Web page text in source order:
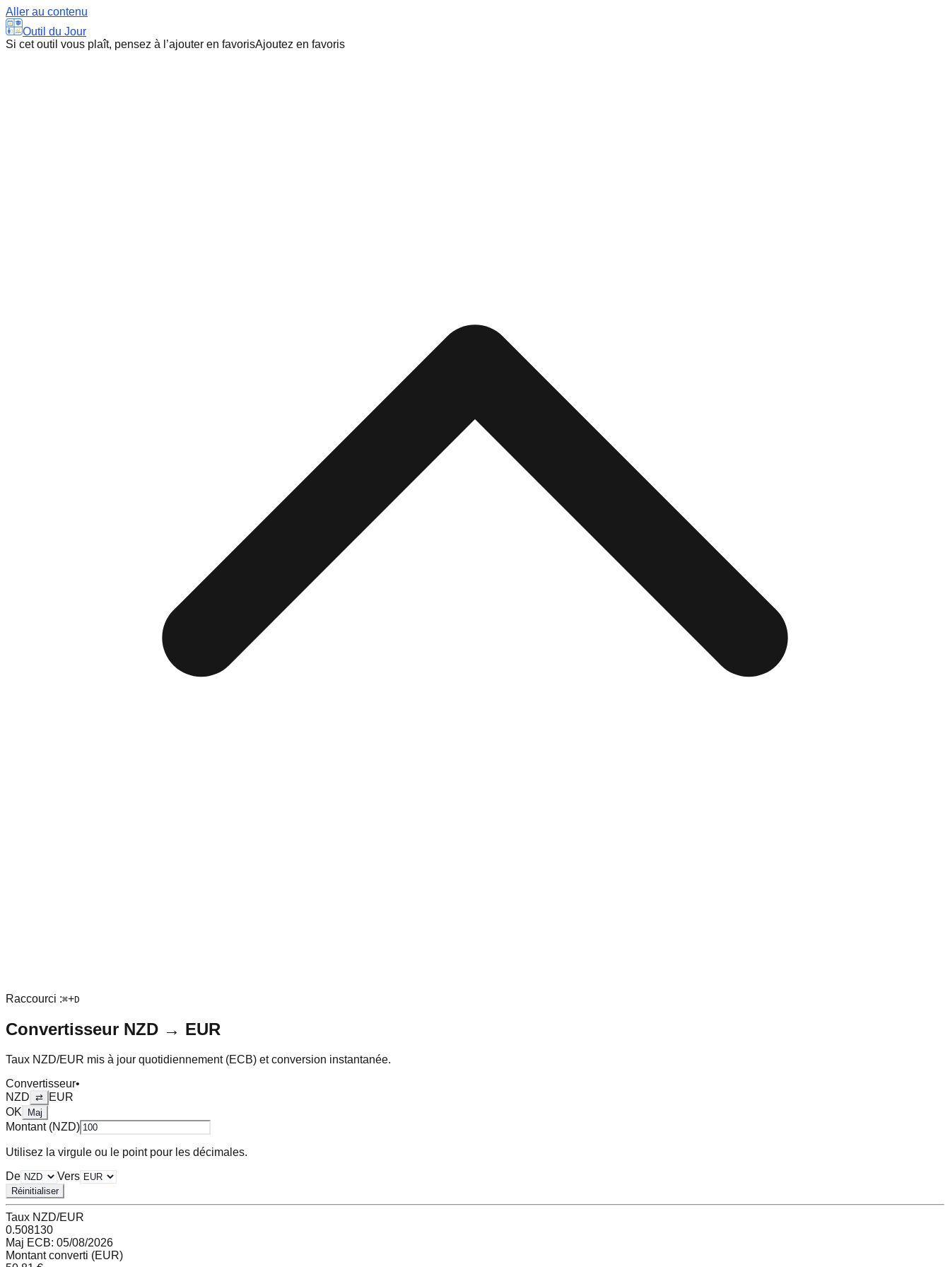
Aller au contenu
Outil du Jour
Si cet outil vous plaît, pensez à l’ajouter en favorisAjoutez en favoris
Raccourci :⌘+D
Convertisseur NZD → EUR
Taux NZD/EUR mis à jour quotidiennement (ECB) et conversion instantanée.
Convertisseur•
NZD ⇄
EUR
OK
Maj
Montant (NZD)
Utilisez la virgule ou le point pour les décimales.
De
Vers
Réinitialiser
Taux NZD/EUR
0.508130
Maj ECB: 05/08/2026
Montant converti (EUR)